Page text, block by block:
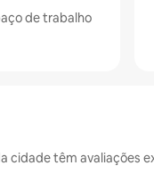
de trabalho
cidade têm avaliações